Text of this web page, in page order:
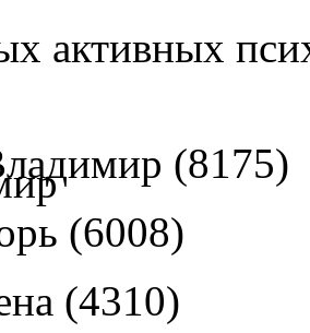
активных
(8175)
(6008)
(4310)